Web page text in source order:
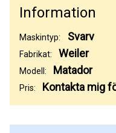
Information
Maskintyp: Svarv
Fabrikat: Weiler
Modell: Matador
Pris: Kontakta mig